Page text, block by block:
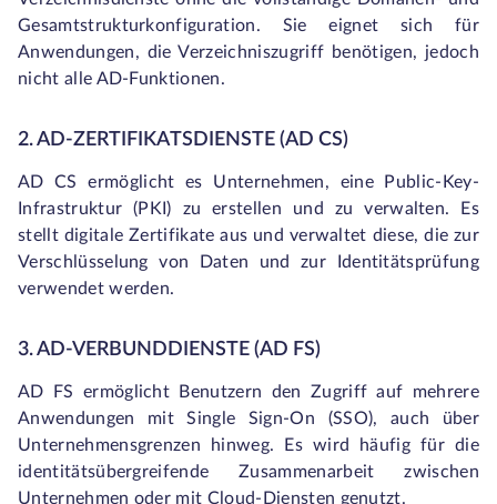
Gesamtstrukturkonfiguration. Sie eignet sich für
Anwendungen, die Verzeichniszugriff benötigen, jedoch
nicht alle AD-Funktionen.
2. AD-ZERTIFIKATSDIENSTE (AD CS)
AD CS ermöglicht es Unternehmen, eine Public-Key-
Infrastruktur (PKI) zu erstellen und zu verwalten. Es
stellt digitale Zertifikate aus und verwaltet diese, die zur
Verschlüsselung von Daten und zur Identitätsprüfung
verwendet werden.
3. AD-VERBUNDDIENSTE (AD FS)
AD FS ermöglicht Benutzern den Zugriff auf mehrere
Anwendungen mit Single Sign-On (SSO), auch über
Unternehmensgrenzen hinweg. Es wird häufig für die
identitätsübergreifende Zusammenarbeit zwischen
Unternehmen oder mit Cloud-Diensten genutzt.